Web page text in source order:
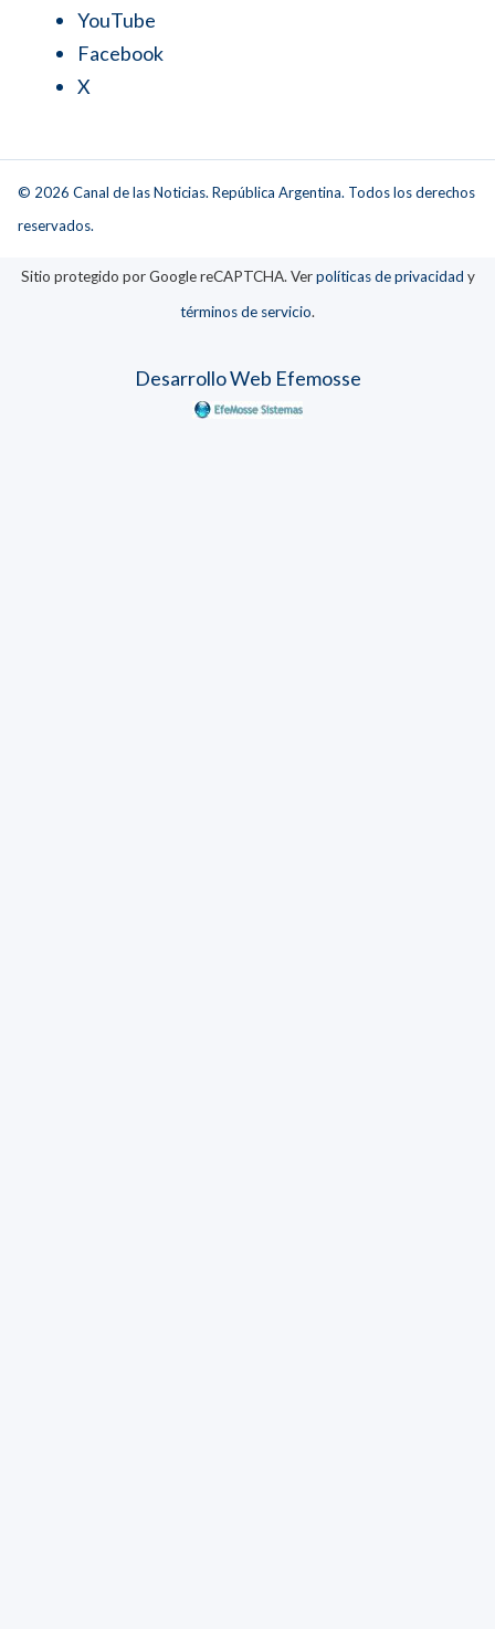
YouTube
Facebook
X
© 2026 Canal de las Noticias. República Argentina. Todos los derechos
reservados.
Sitio protegido por Google reCAPTCHA. Verpolíticas de privacidad y
términos de servicio.
Desarrollo Web Efemosse